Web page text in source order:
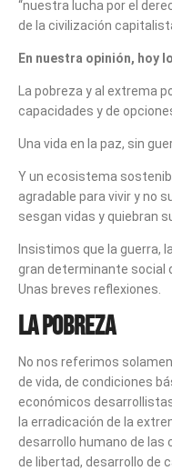
“nuestra lucha por el
de la civilización
En nuestra opinión, hoy
La pobreza y al extrema
capacidades y de
Una vida en la paz, sin
Y un ecosistema
agradable para vivir y no
sesgan vidas y quiebran
Insistimos que la guerra,
gran determinante social
Unas breves reflexiones.
La pobreza
No nos referimos
de vida, de condiciones
económicos
la erradicación de la
desarrollo humano de las
de libertad, desarrollo de